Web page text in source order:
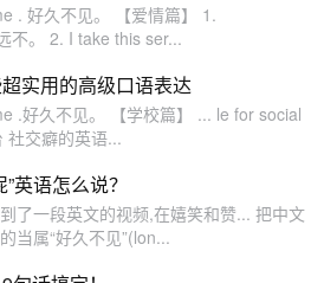
. 好久不见。 【爱情篇】 1.
不。 2. I take this ser...
实用的高级口语表达
.好久不见。 【学校篇】 ... le for social
社交癖的英语...
英语怎么说？
了一段英文的视频,在嬉笑和赞... 把中文
当属“好久不见”(lon...